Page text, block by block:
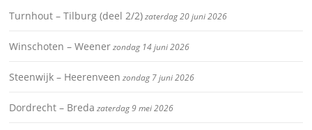
Turnhout – Tilburg (deel 2/2)zaterdag 20 juni 2026
Winschoten – Weenerzondag 14 juni 2026
Steenwijk – Heerenveen zondag 7 juni 2026
Dordrecht – Breda zaterdag 9 mei 2026